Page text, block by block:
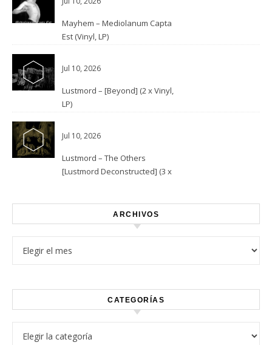
Mayhem – Mediolanum Capta
Est (Vinyl, LP)
Jul 10, 2026
Lustmord – [Beyond] (2 x Vinyl,
LP)
Jul 10, 2026
Lustmord – The Others
[Lustmord Deconstructed] (3 x
ARCHIVOS
CATEGORÍAS